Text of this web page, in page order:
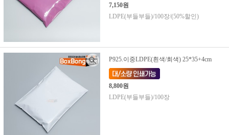
7,150원
LDPE(부들부들)/100장/(50%할인)
P925.이중LDPE(흰색/회색) 25*35+4cm
8,800원
LDPE(부들부들)/100장